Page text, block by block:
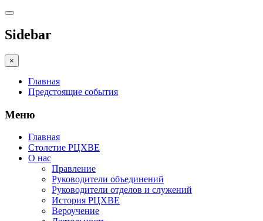
Sidebar
×
Главная
Предстоящие события
Меню
Главная
Столетие РЦХВЕ
О нас
Правление
Руководители объединений
Руководители отделов и служений
История РЦХВЕ
Вероучение